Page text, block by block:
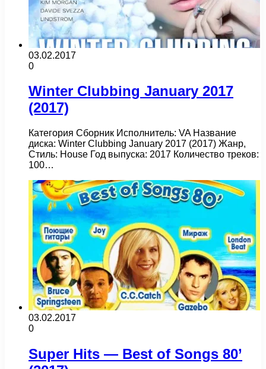
03.02.2017
0
Winter Clubbing January 2017
(2017)
Категория Сборник Исполнитель: VA Название
диска: Winter Clubbing January 2017 (2017) Жанр,
Стиль: House Год выпуска: 2017 Количество треков:
100…
03.02.2017
0
Super Hits — Best of Songs 80’